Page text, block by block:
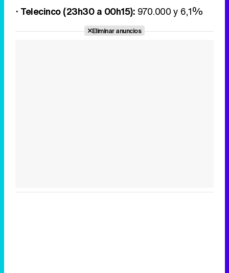
· Telecinco (23h30 a 00h15): 970.000 y 6,1%
Eliminar anuncios